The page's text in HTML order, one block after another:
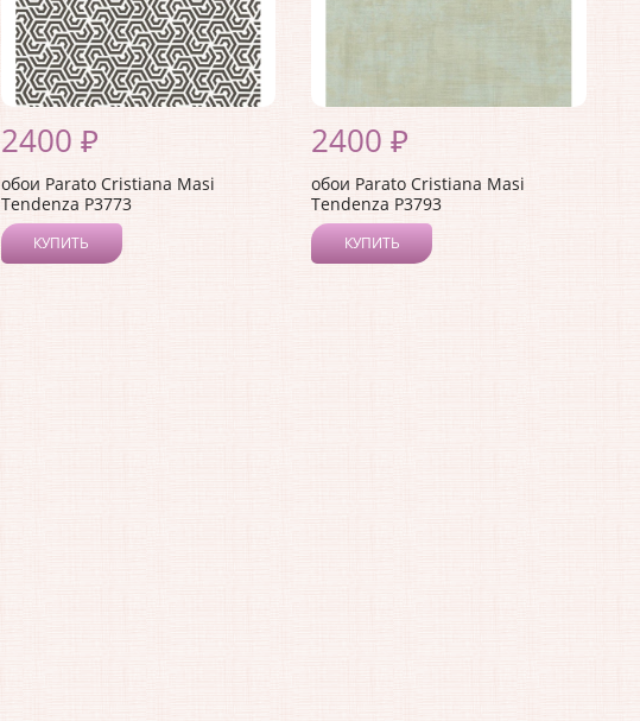
2400 ₽
обои Parato Cristiana Masi
Tendenza P3773
КУПИТЬ
2400 ₽
обои Parato Cristiana Masi
Tendenza P3793
КУПИТЬ